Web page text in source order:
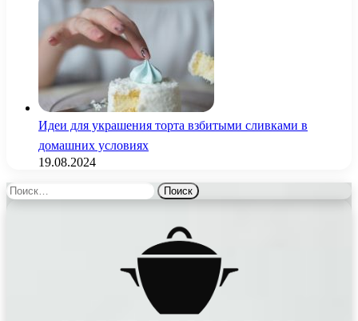
Идеи для украшения торта взбитыми сливками в
домашних условиях
19.08.2024
Найти: